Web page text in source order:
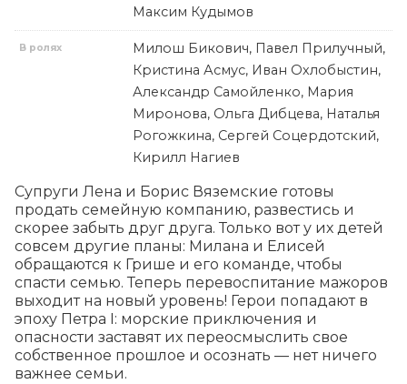
Максим Кудымов
В ролях
Милош Бикович, Павел Прилучный,
Кристина Асмус, Иван Охлобыстин,
Александр Самойленко, Мария
Миронова, Ольга Дибцева, Наталья
Рогожкина, Сергей Соцердотский,
Кирилл Нагиев
Супруги Лена и Борис Вяземские готовы
продать семейную компанию, развестись и
скорее забыть друг друга. Только вот у их детей
совсем другие планы: Милана и Елисей
обращаются к Грише и его команде, чтобы
спасти семью. Теперь перевоспитание мажоров
выходит на новый уровень! Герои попадают в
эпоху Петра I: морские приключения и
опасности заставят их переосмыслить свое
собственное прошлое и осознать — нет ничего
важнее семьи.